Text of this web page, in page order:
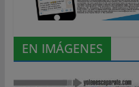
EN IMÁGENES